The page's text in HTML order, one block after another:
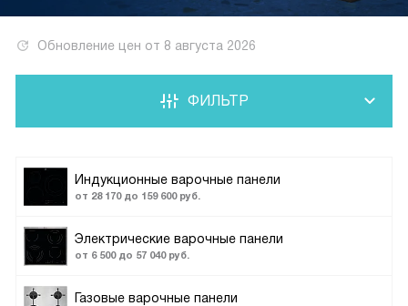
Обновление цен от 8 августа 2026
Индукционные варочные панели
от 28 170 до 159 600 руб.
Электрические варочные панели
от 6 500 до 57 040 руб.
Газовые варочные панели
ФИЛЬТР